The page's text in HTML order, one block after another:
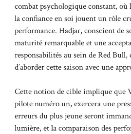
combat psychologique constant, où
la confiance en soi jouent un rôle
performance. Hadjar, conscient de
maturité remarquable et une
responsabilités au sein de Red
d’aborder cette saison avec une
Cette notion de cible implique que
pilote numéro un, exercera une
erreurs du plus jeune seront
lumière, et la comparaison des